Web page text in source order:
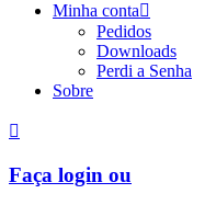
Minha conta
Pedidos
Downloads
Perdi a Senha
Sobre
Faça login ou